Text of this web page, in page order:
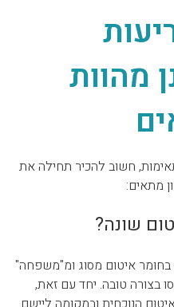
מהוות
חשוב להכיר תחילה את
מתאים:
שונה?
איטום מסוג ומ"משפחה"
בצורה טובה. יחד עם זאת,